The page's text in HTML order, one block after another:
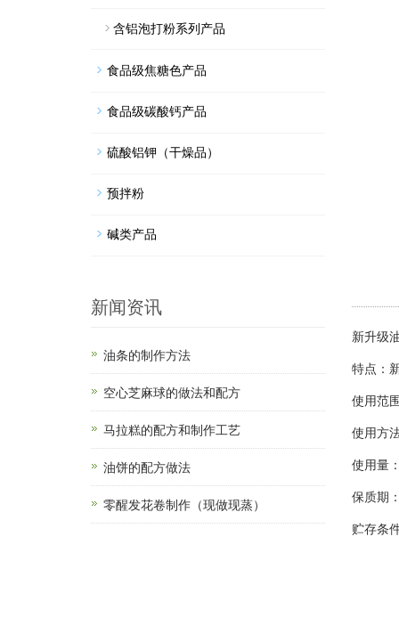
新升级
特点：
使用范
使用方
使用量
保质
贮存条
含铝泡打粉系列产品
食品级焦糖色产品
食品级碳酸钙产品
硫酸铝钾（干燥品）
预拌粉
碱类产品
新闻资讯
油条的制作方法
空心芝麻球的做法和配方
马拉糕的配方和制作工艺
油饼的配方做法
零醒发花卷制作（现做现蒸）